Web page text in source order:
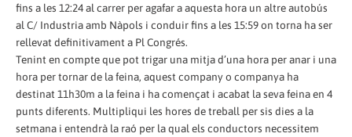
fins a les 12:24 al carrer per agafar a aquesta hora un altre autobús
al C/ Industria amb Nàpols i conduir fins a les 15:59 on torna ha ser
rellevat definitivament a Pl Congrés.
Tenint en compte que pot trigar una mitja d’una hora per anar i una
hora per tornar de la feina, aquest company o companya ha
destinat 11h30m a la feina i ha començat i acabat la seva feina en 4
punts diferents. Multipliqui les hores de treball per sis dies a la
setmana i entendrà la raó per la qual els conductors necessitem